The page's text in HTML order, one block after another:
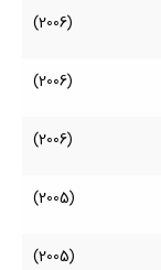
(2006)
(2006)
(2006)
(2005)
(2005)